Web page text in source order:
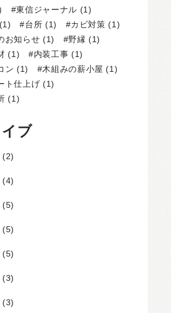
東信ジャーナル (1)
(1) 台所 (1) カビ対策 (1)
お知らせ (1) 野縁 (1)
(1) 内装工事 (1)
ン (1) 木組みの薪小屋 (1)
ト仕上げ (1)
(1)
ブ
(2)
(4)
(5)
(5)
(5)
(3)
(3)